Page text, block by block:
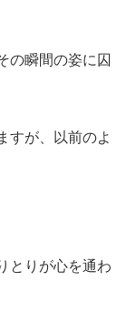
の瞬間の姿に囚
すが、以前のよ
とりが心を通わ